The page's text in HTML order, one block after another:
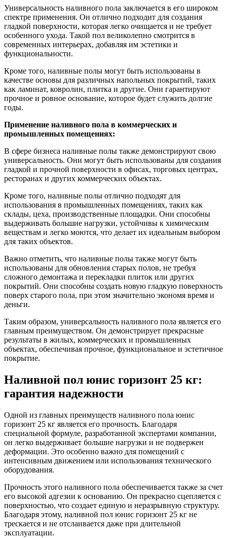
Универсальность наливного пола заключается в его широком
спектре применения. Он отлично подходит для создания
гладкой поверхности, которая легко очищается и не требует
особенного ухода. Такой пол великолепно смотрится в
современных интерьерах, добавляя им эстетики и
функциональности.
Кроме того, наливные полы могут быть использованы в
качестве основы для различных напольных покрытий, таких
как ламинат, ковролин, плитка и другие. Они гарантируют
прочное и ровное основание, которое будет служить долгие
годы.
Применение наливного пола в коммерческих и
промышленных помещениях:
В сфере бизнеса наливные полы также демонстрируют свою
универсальность. Они могут быть использованы для создания
гладкой и прочной поверхности в офисах, торговых центрах,
ресторанах и других коммерческих объектах.
Кроме того, наливные полы отлично подходят для
использования в промышленных помещениях, таких как
склады, цеха, производственные площадки. Они способны
выдерживать большие нагрузки, устойчивы к химическим
веществам и легко моются, что делает их идеальным выбором
для таких объектов.
Важно отметить, что наливные полы также могут быть
использованы для обновления старых полов, не требуя
сложного демонтажа и перекладки плиток или других
покрытий. Они способны создать новую гладкую поверхность
поверх старого пола, при этом значительно экономя время и
деньги.
Таким образом, универсальность наливного пола является его
главным преимуществом. Он демонстрирует прекрасные
результаты в жилых, коммерческих и промышленных
объектах, обеспечивая прочное, функциональное и эстетичное
покрытие.
Наливной пол юнис горизонт 25 кг:
гарантия надежности
Одной из главных преимуществ наливного пола юнис
горизонт 25 кг является его прочность. Благодаря
специальной формуле, разработанной экспертами компании,
он легко выдерживает большие нагрузки и не подвержен
деформации. Это особенно важно для помещений с
интенсивным движением или использования технического
оборудования.
Прочность этого наливного пола обеспечивается также за счет
его высокой адгезии к основанию. Он прекрасно сцепляется с
поверхностью, что создает единую и неразрывную структуру.
Благодаря этому, наливной пол юнис горизонт 25 кг не
трескается и не отслаивается даже при длительной
эксплуатации.